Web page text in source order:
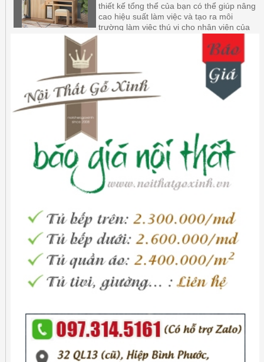
thiết kế tổng thể của bạn có thể giúp nâng
cao hiệu suất làm việc và tạo ra môi
trường làm việc thú vị cho nhân viên của